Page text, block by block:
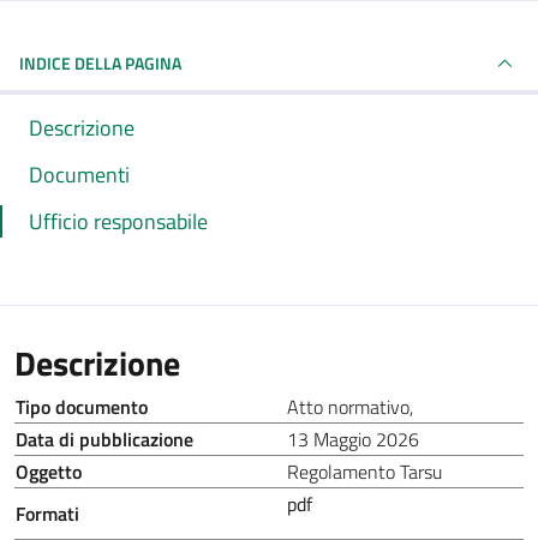
INDICE DELLA PAGINA
Descrizione
Documenti
Ufficio responsabile
Descrizione
Tipo documento Atto normativo,
Data di pubblicazione
13 Maggio 2026
Oggetto
Regolamento Tarsu
Formati
pdf